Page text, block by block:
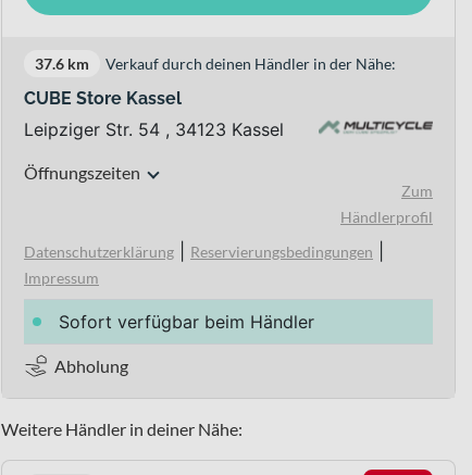
37.6 km Verkauf durch deinen Händler in der Nähe:
CUBE Store Kassel
Leipziger Str. 54 , 34123 Kassel
Öffnungszeiten
Zum
Händlerprofil
Datenschutzerklärung
Reservierungsbedingungen
Impressum
Sofort verfügbar beim Händler
Abholung
Weitere Händler in deiner Nähe: